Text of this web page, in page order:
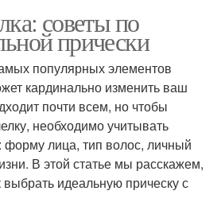
советы по
прически
популярных элементов
кардинально изменить ваш
почти всем, но чтобы
необходимо учитывать
лица, тип волос, личный
В этой статье мы расскажем,
выбрать идеальную прическу с